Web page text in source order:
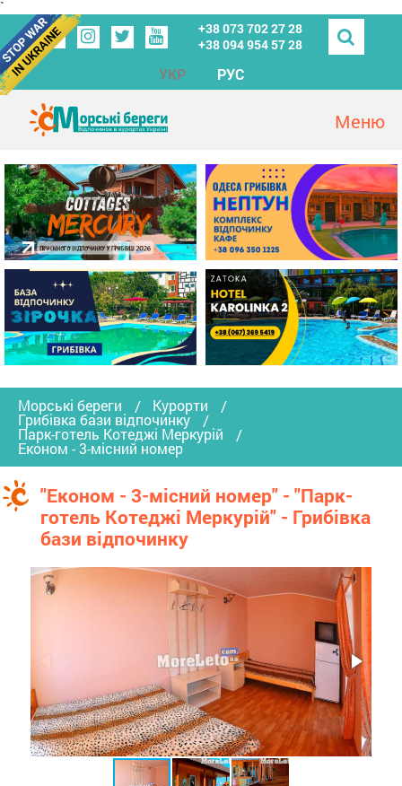
`
+38 073 702 27 28
+38 094 954 57 28
УКР РУС
Морські береги Курорти
Грибівка бази відпочинку
Парк-готель Котеджі Меркурій
Економ - 3-місний номер
"Економ - 3-місний номер" - "Парк-
готель Котеджі Меркурій" - Грибівка
бази відпочинку